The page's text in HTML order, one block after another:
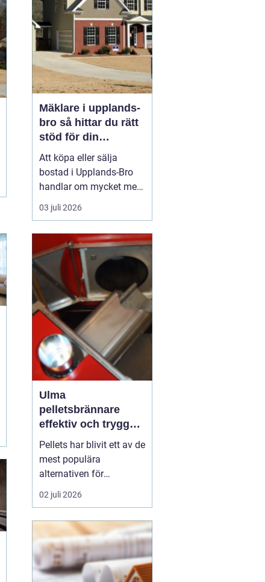
Mäklare i upplands-
bro så hittar du rätt
stöd för din
bostadsaffär
Att köpa eller sälja
bostad i Upplands-Bro
handlar om mycket mer
än kvadratmeter och
slutpris. Kommunen
områden som
Kungsängen, Bro och de
mer lantliga delarna med
olika målgrupper,
prisnivåer och
framtidsplaner. För den
som...
03 juli 2026
Ulma
pelletsbrännare
effektiv och trygg
värme med pellets
Pellets har blivit ett av de
mest populära
alternativen för
husägare som vill
kombinera låga
med ett mer hållbart val.
I centrum står själva
pelletsbrännaren, där
konstruktion och
02 juli 2026